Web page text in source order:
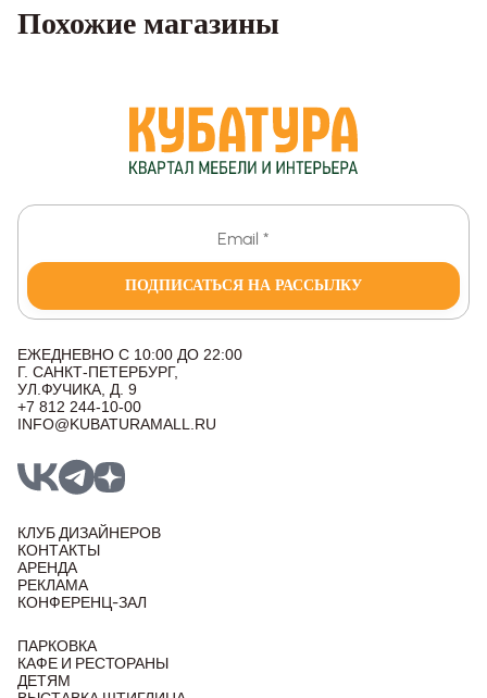
Похожие магазины
ПОДПИСАТЬСЯ НА РАССЫЛКУ
ЕЖЕДНЕВНО С 10:00 ДО 22:00
Г. САНКТ-ПЕТЕРБУРГ,
УЛ.ФУЧИКА, Д. 9
+7 812 244-10-00
INFO@KUBATURAMALL.RU
КЛУБ ДИЗАЙНЕРОВ
КОНТАКТЫ
АРЕНДА
РЕКЛАМА
КОНФЕРЕНЦ-ЗАЛ
ПАРКОВКА
КАФЕ И РЕСТОРАНЫ
ДЕТЯМ